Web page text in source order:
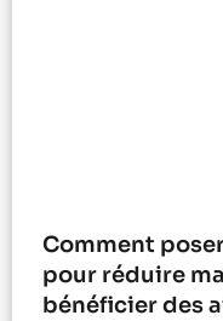
Comment
pour réduire
bénéficier des